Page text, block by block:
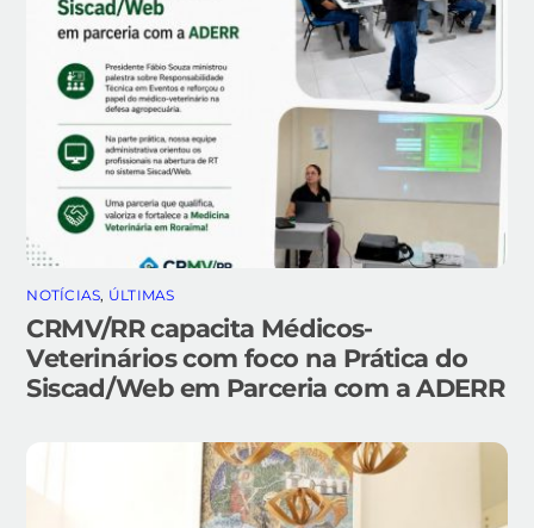
NOTÍCIAS, ÚLTIMAS
CRMV/RR capacita Médicos-
Veterinários com foco na Prática do
Siscad/Web em Parceria com a ADERR